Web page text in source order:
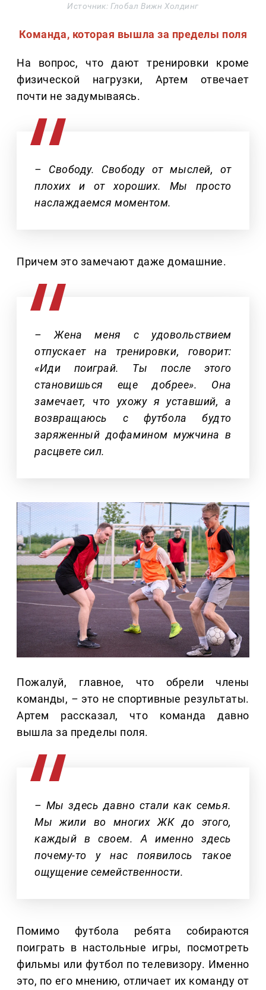
Источник: Глобал Вижн Холдинг
Команда, которая вышла за пределы поля
На вопрос, что дают тренировки кроме
физической нагрузки, Артем отвечает
почти не задумываясь.
– Свободу. Свободу от мыслей, от
плохих и от хороших. Мы просто
наслаждаемся моментом.
Причем это замечают даже домашние.
– Жена меня с удовольствием
отпускает на тренировки, говорит:
«Иди поиграй. Ты после этого
становишься еще добрее». Она
замечает, что ухожу я уставший, а
возвращаюсь с футбола будто
заряженный дофамином мужчина в
расцвете сил.
Пожалуй, главное, что обрели члены
команды, – это не спортивные результаты.
Артем рассказал, что команда давно
вышла за пределы поля.
– Мы здесь давно стали как семья.
Мы жили во многих ЖК до этого,
каждый в своем. А именно здесь
почему-то у нас появилось такое
ощущение семейственности.
Помимо футбола ребята собираются
поиграть в настольные игры, посмотреть
фильмы или футбол по телевизору. Именно
это, по его мнению, отличает их команду от